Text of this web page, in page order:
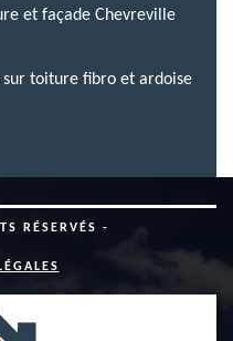
et façade Chevreville
sur toiture fibro et ardoise
RÉSERVÉS -